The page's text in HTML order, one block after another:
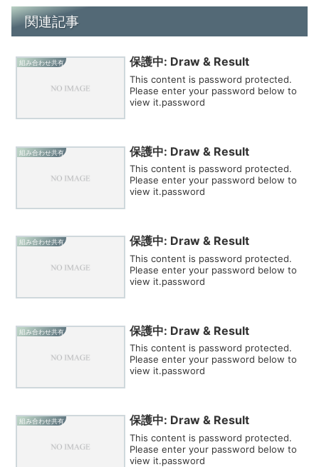
関連記事
組み合わせ共有 保護中: Draw & Result
This content is password protected.
Please enter your password below to
view it.password
組み合わせ共有 保護中: Draw & Result
This content is password protected.
Please enter your password below to
view it.password
組み合わせ共有 保護中: Draw & Result
This content is password protected.
Please enter your password below to
view it.password
組み合わせ共有 保護中: Draw & Result
This content is password protected.
Please enter your password below to
view it.password
組み合わせ共有 保護中: Draw & Result
This content is password protected.
Please enter your password below to
view it.password